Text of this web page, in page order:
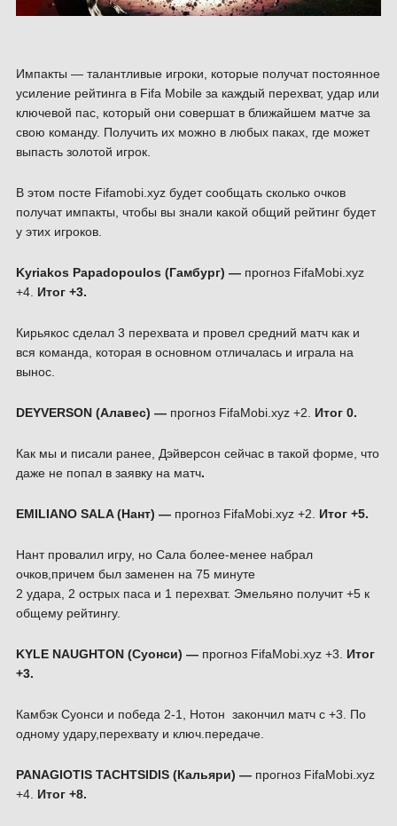
Импакты — талантливые игроки, которые получат постоянное
усиление рейтинга в Fifa Mobile за каждый перехват, удар или
ключевой пас, который они совершат в ближайшем матче за
свою команду. Получить их можно в любых паках, где может
выпасть золотой игрок.
В этом посте Fifamobi.xyz будет сообщать сколько очков
получат импакты, чтобы вы знали какой общий рейтинг будет
у этих игроков.
Kyriakos Papadopoulos (Гамбург) — прогноз FifaMobi.xyz
+4. Итог +3.
Кирьякос сделал 3 перехвата и провел средний матч как и
вся команда, которая в основном отличалась и играла на
вынос.
DEYVERSON (Алавес) —прогноз FifaMobi.xyz +2. Итог 0.
Как мы и писали ранее, Дэйверсон сейчас в такой форме, что
даже не попал в заявку на матч.
EMILIANO SALA (Нант) — прогноз FifaMobi.xyz +2. Итог +5.
Нант провалил игру, но Сала более-менее набрал
очков,причем был заменен на 75 минуте
2 удара, 2 острых паса и 1 перехват. Эмельяно получит +5 к
общему рейтингу.
KYLE NAUGHTON (Суонси) — прогноз FifaMobi.xyz +3. Итог
+3.
Камбэк Суонси и победа 2-1, Нотон закончил матч с +3. По
одному удару,перехвату и ключ.передаче.
PANAGIOTIS TACHTSIDIS (Кальяри) — прогноз FifaMobi.xyz
+4. Итог +8.